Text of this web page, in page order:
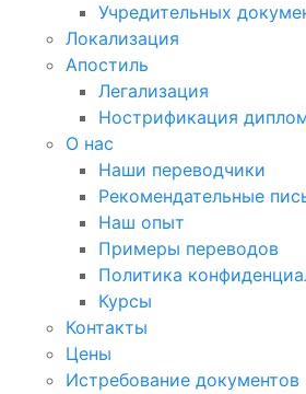
Учредительных
Локализация
Апостиль
Легализация
Нострификация
О нас
Наши переводчики
Рекомендательные
Наш опыт
Примеры переводов
Политика
Курсы
Контакты
Цены
Истребование документов